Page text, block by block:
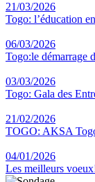
21/03/2026
Togo: l’éducation
06/03/2026
Togo:le démarrage
03/03/2026
Togo: Gala des
21/02/2026
TOGO: AKSA
04/01/2026
Les meilleurs